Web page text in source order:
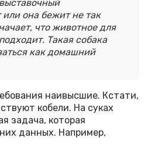
или она бежит не так
что животное для
Такая собака
как домашний
наивысшие. Кстати,
кобели. На суках
задача, которая
данных. Например,